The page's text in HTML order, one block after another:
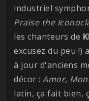
industriel
Praise the
les chanteurs de
excusez du peu !)
à jour d'anciens
décor : Amor,
latin, ça fait bien,